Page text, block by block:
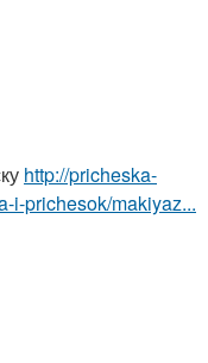
http://pricheska-
i-prichesok/makiyaz...